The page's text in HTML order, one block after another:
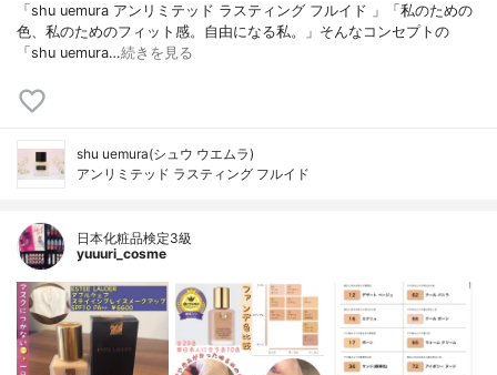
「shu uemura アンリミテッド ラスティング フルイド 」「私のための
色、私のためのフィット感。自由になる私。」そんなコンセプトの
「shu uemura…続きを見る
shu uemura(シュウ ウエムラ)
アンリミテッド ラスティング フルイド
日本化粧品検定3級
yuuuri_cosme